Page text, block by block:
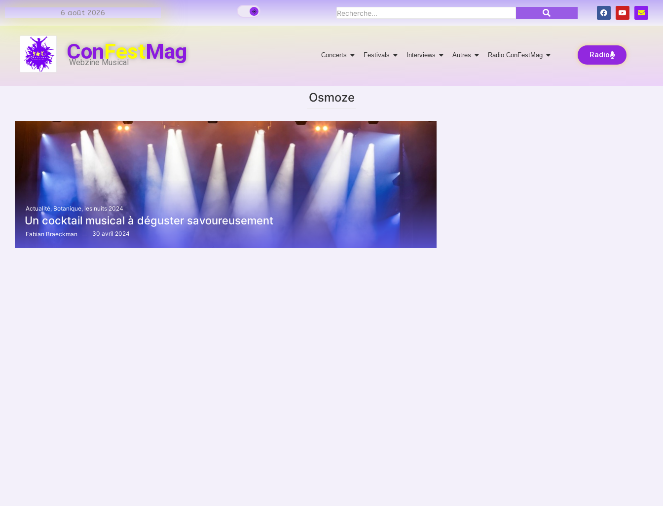
6 août 2026
ConFestMag
Webzine Musical
Concerts Festivals Interviews Autres Radio ConFestMag Radio
Osmoze
Actualité, Botanique les nuits 2024
Un cocktail musical à déguster savoureusement
Fabian Braeckman 30 avril 2024